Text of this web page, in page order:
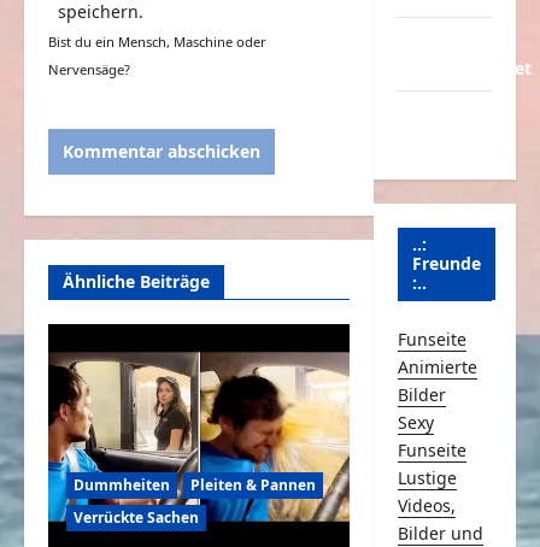
speichern.
Bist du ein Mensch, Maschine oder
Nervensäge?
Ähnliche Beiträge
Dummheiten
Pleiten & Pannen
Verrückte Sachen
Schmunzeln.net
..:
Freunde
:..
Funseite
Animierte
Bilder
Sexy
Funseite
Lustige
Videos,
Bilder und